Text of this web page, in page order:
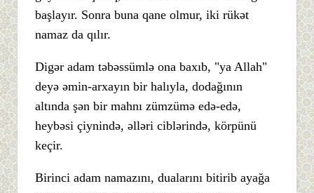
başlayır. Sonra buna qane olmur, iki rükət
namaz da qılır.
Digər adam təbəssümlə ona baxıb, "ya Allah"
deyə əmin-arxayın bir halıyla, dodağının
altında şən bir mahnı zümzümə edə-edə,
heybəsi çiynində, əlləri ciblərində, körpünü
keçir.
Birinci adam namazını, dualarını bitirib ayağa